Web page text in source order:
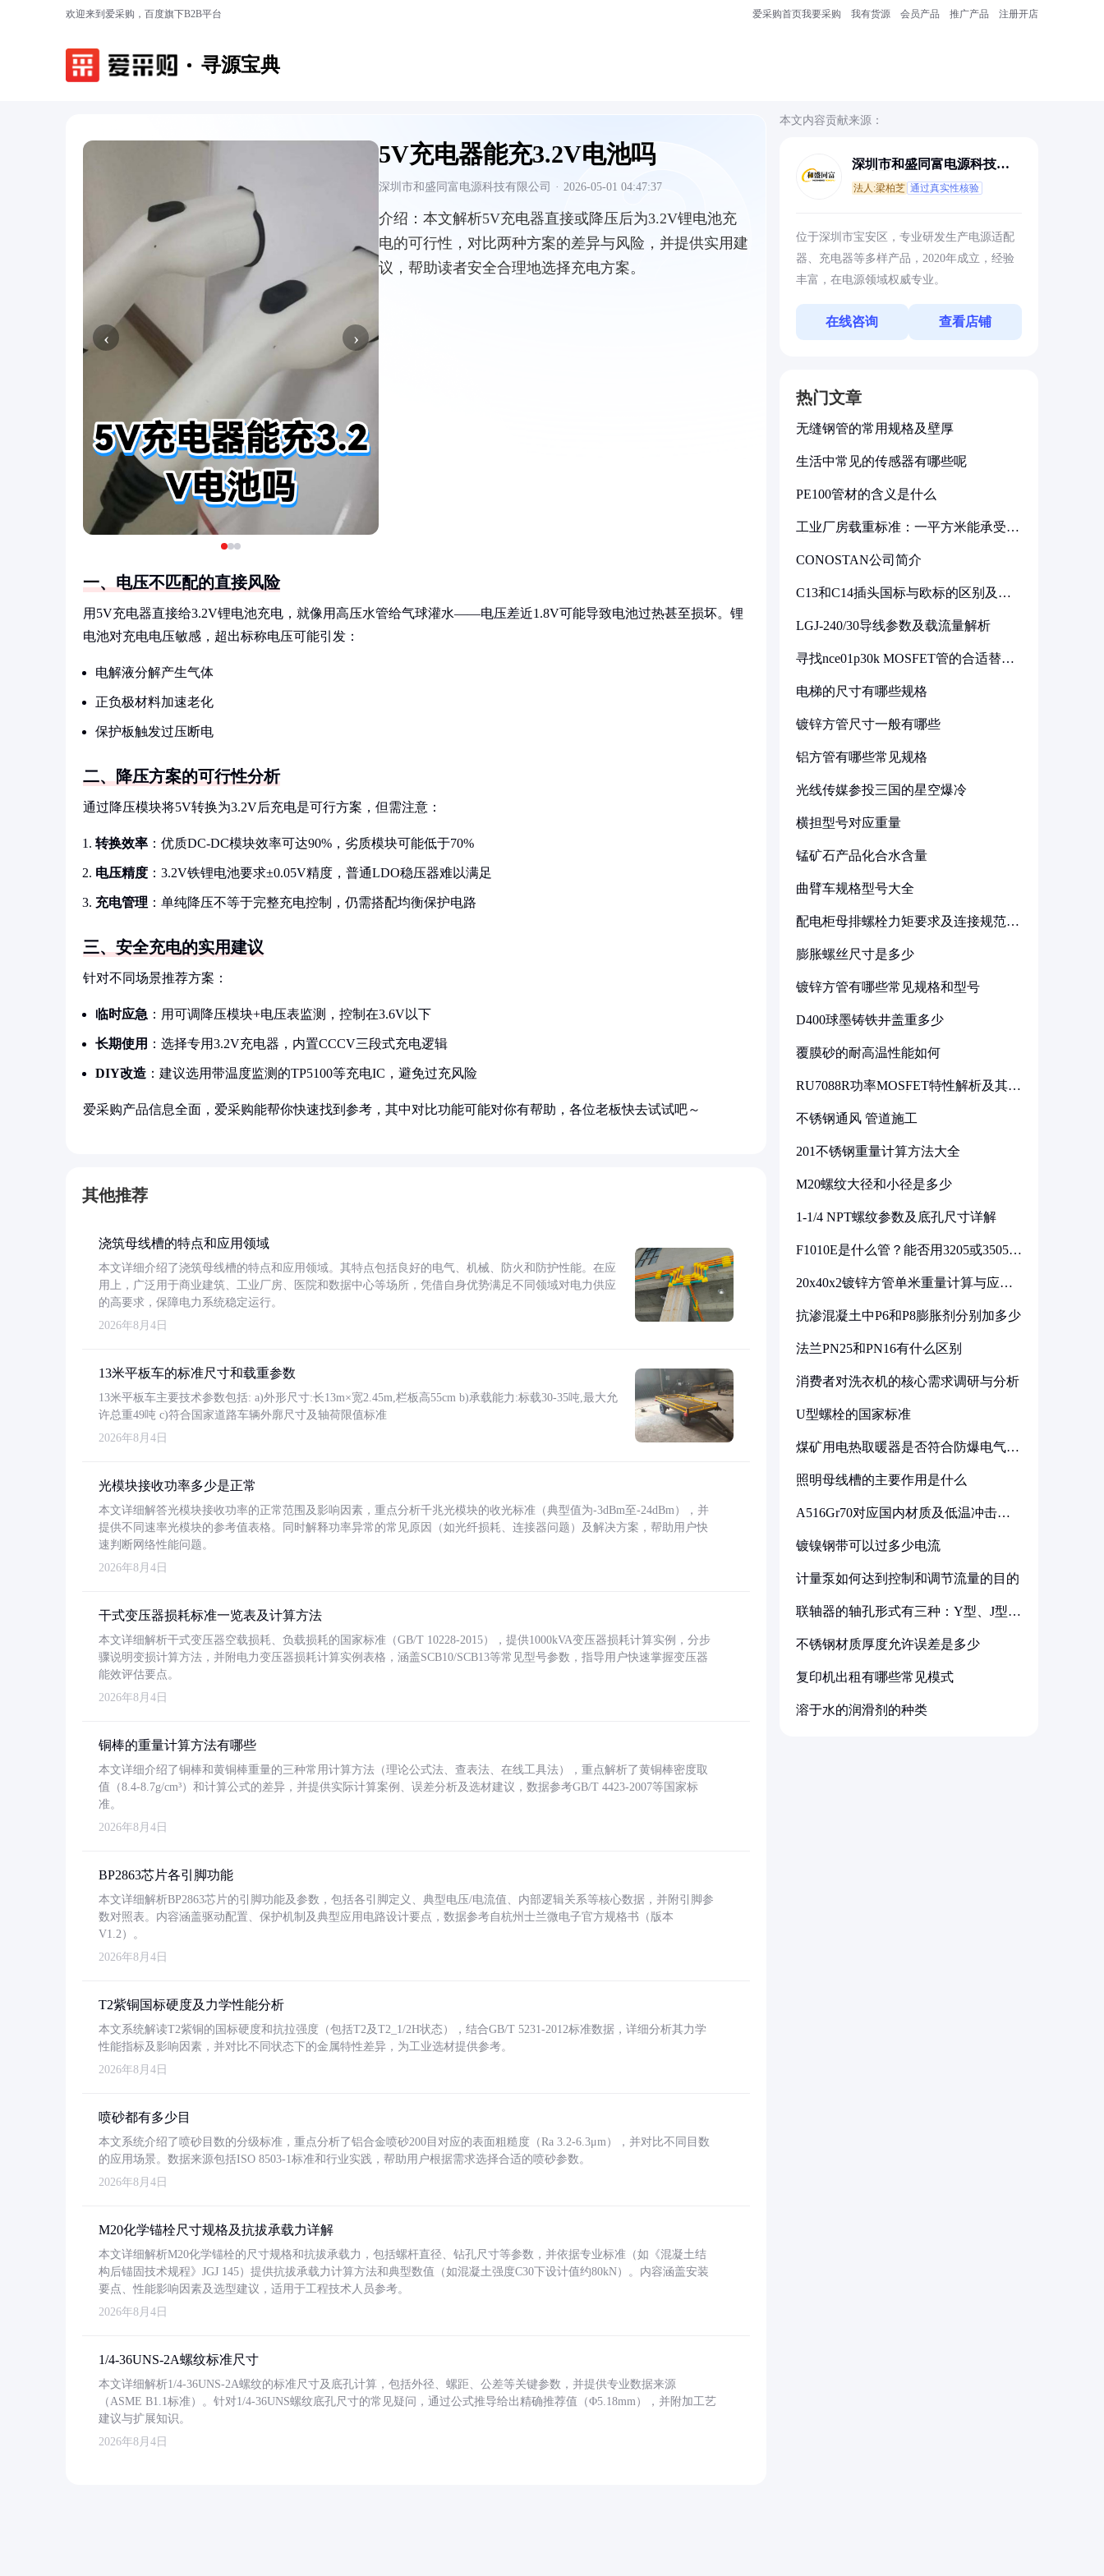
欢迎来到爱采购，百度旗下B2B平台 爱采购首页我要采购 我有货源 会员产品 推广产品 注册开店
寻源宝典
‹ ›
5V充电器能充3.2V电池吗
深圳市和盛同富电源科技有限公司 · 2026-05-01 04:47:37
介绍： 本文解析5V充电器直接或降压后为3.2V锂电池充
电的可行性，对比两种方案的差异与风险，并提供实用建
议，帮助读者安全合理地选择充电方案。
一、电压不匹配的直接风险
用5V充电器直接给3.2V锂电池充电，就像用高压水管给气球灌水——电压差近1.8V可能导致电池过热甚至损坏。锂
电池对充电电压敏感，超出标称电压可能引发：
电解液分解产生气体
正负极材料加速老化
保护板触发过压断电
二、降压方案的可行性分析
通过降压模块将5V转换为3.2V后充电是可行方案，但需注意：
转换效率 ：优质DC-DC模块效率可达90%，劣质模块可能低于70%
电压精度 ：3.2V铁锂电池要求±0.05V精度，普通LDO稳压器难以满足
充电管理 ：单纯降压不等于完整充电控制，仍需搭配均衡保护电路
三、安全充电的实用建议
针对不同场景推荐方案：
临时应急 ：用可调降压模块+电压表监测，控制在3.6V以下
长期使用 ：选择专用3.2V充电器，内置CCCV三段式充电逻辑
DIY改造 ：建议选用带温度监测的TP5100等充电IC，避免过充风险
爱采购产品信息全面，爱采购能帮你快速找到参考，其中对比功能可能对你有帮助，各位老板快去试试吧～
其他推荐
浇筑母线槽的特点和应用领域
本文详细介绍了浇筑母线槽的特点和应用领域。其特点包括良好的电气、机械、防火和防护性能。在应
用上，广泛用于商业建筑、工业厂房、医院和数据中心等场所，凭借自身优势满足不同领域对电力供应
的高要求，保障电力系统稳定运行。
2026年8月4日
13米平板车的标准尺寸和载重参数
13米平板车主要技术参数包括: a)外形尺寸:长13m×宽2.45m,栏板高55cm b)承载能力:标载30-35吨,最大允
许总重49吨 c)符合国家道路车辆外廓尺寸及轴荷限值标准
2026年8月4日
光模块接收功率多少是正常
本文详细解答光模块接收功率的正常范围及影响因素，重点分析千兆光模块的收光标准（典型值为-3dBm至-24dBm），并
提供不同速率光模块的参考值表格。同时解释功率异常的常见原因（如光纤损耗、连接器问题）及解决方案，帮助用户快
速判断网络性能问题。
2026年8月4日
干式变压器损耗标准一览表及计算方法
本文详细解析干式变压器空载损耗、负载损耗的国家标准（GB/T 10228-2015），提供1000kVA变压器损耗计算实例，分步
骤说明变损计算方法，并附电力变压器损耗计算实例表格，涵盖SCB10/SCB13等常见型号参数，指导用户快速掌握变压器
能效评估要点。
2026年8月4日
铜棒的重量计算方法有哪些
本文详细介绍了铜棒和黄铜棒重量的三种常用计算方法（理论公式法、查表法、在线工具法），重点解析了黄铜棒密度取
值（8.4-8.7g/cm³）和计算公式的差异，并提供实际计算案例、误差分析及选材建议，数据参考GB/T 4423-2007等国家标
准。
2026年8月4日
BP2863芯片各引脚功能
本文详细解析BP2863芯片的引脚功能及参数，包括各引脚定义、典型电压/电流值、内部逻辑关系等核心数据，并附引脚参
数对照表。内容涵盖驱动配置、保护机制及典型应用电路设计要点，数据参考自杭州士兰微电子官方规格书（版本
V1.2）。
2026年8月4日
T2紫铜国标硬度及力学性能分析
本文系统解读T2紫铜的国标硬度和抗拉强度（包括T2及T2_1/2H状态），结合GB/T 5231-2012标准数据，详细分析其力学
性能指标及影响因素，并对比不同状态下的金属特性差异，为工业选材提供参考。
2026年8月4日
喷砂都有多少目
本文系统介绍了喷砂目数的分级标准，重点分析了铝合金喷砂200目对应的表面粗糙度（Ra 3.2-6.3μm），并对比不同目数
的应用场景。数据来源包括ISO 8503-1标准和行业实践，帮助用户根据需求选择合适的喷砂参数。
2026年8月4日
M20化学锚栓尺寸规格及抗拔承载力详解
本文详细解析M20化学锚栓的尺寸规格和抗拔承载力，包括螺杆直径、钻孔尺寸等参数，并依据专业标准（如《混凝土结
构后锚固技术规程》JGJ 145）提供抗拔承载力计算方法和典型数值（如混凝土强度C30下设计值约80kN）。内容涵盖安装
要点、性能影响因素及选型建议，适用于工程技术人员参考。
2026年8月4日
1/4-36UNS-2A螺纹标准尺寸
本文详细解析1/4-36UNS-2A螺纹的标准尺寸及底孔计算，包括外径、螺距、公差等关键参数，并提供专业数据来源
（ASME B1.1标准）。针对1/4-36UNS螺纹底孔尺寸的常见疑问，通过公式推导给出精确推荐值（Φ5.18mm），并附加工艺
建议与扩展知识。
2026年8月4日
本文内容贡献来源：
深圳市和盛同富电源科技有
法人:梁柏芝 通过真实性核验
位于深圳市宝安区，专业研发生产电源适配
器、充电器等多样产品，2020年成立，经验
丰富，在电源领域权威专业。
在线咨询 查看店铺
热门文章
无缝钢管的常用规格及壁厚
生活中常见的传感器有哪些呢
PE100管材的含义是什么
工业厂房载重标准：一平方米能承受多
CONOSTAN公司简介
C13和C14插头国标与欧标的区别及其
LGJ-240/30导线参数及载流量解析
寻找nce01p30k MOSFET管的合适替代
电梯的尺寸有哪些规格
镀锌方管尺寸一般有哪些
铝方管有哪些常见规格
光线传媒参投三国的星空爆冷
横担型号对应重量
锰矿石产品化合水含量
曲臂车规格型号大全
配电柜母排螺栓力矩要求及连接规范详
膨胀螺丝尺寸是多少
镀锌方管有哪些常见规格和型号
D400球墨铸铁井盖重多少
覆膜砂的耐高温性能如何
RU7088R功率MOSFET特性解析及其在
不锈钢通风 管道施工
201不锈钢重量计算方法大全
M20螺纹大径和小径是多少
1-1/4 NPT螺纹参数及底孔尺寸详解
F1010E是什么管？能否用3205或3505代
20x40x2镀锌方管单米重量计算与应用
抗渗混凝土中P6和P8膨胀剂分别加多少
法兰PN25和PN16有什么区别
消费者对洗衣机的核心需求调研与分析
U型螺栓的国家标准
煤矿用电热取暖器是否符合防爆电气设
照明母线槽的主要作用是什么
A516Gr70对应国内材质及低温冲击要
镀镍钢带可以过多少电流
计量泵如何达到控制和调节流量的目的
联轴器的轴孔形式有三种：Y型、J型、
不锈钢材质厚度允许误差是多少
复印机出租有哪些常见模式
溶于水的润滑剂的种类